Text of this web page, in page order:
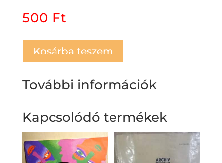
500 Ft
Kosárba teszem
További információk
Kapcsolódó termékek